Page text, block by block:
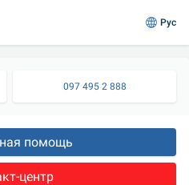
Рус
097 495 2 888
помощь
центр